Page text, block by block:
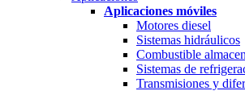
Aplicaciones móviles
Motores diesel
Sistemas hidráulicos
Combustible
Sistemas de
Transmisiones y